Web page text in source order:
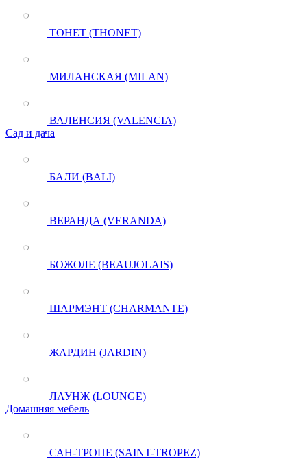
ТОНЕТ (THONET)
МИЛАНСКАЯ (MILAN)
ВАЛЕНСИЯ (VALENCIA)
Сад и дача
БАЛИ (BALI)
ВЕРАНДА (VERANDA)
БОЖОЛЕ (BEAUJOLAIS)
ШАРМЭНТ (CHARMANTE)
ЖАРДИН (JARDIN)
ЛАУНЖ (LOUNGE)
Домашняя мебель
САН-ТРОПЕ (SAINT-TROPEZ)